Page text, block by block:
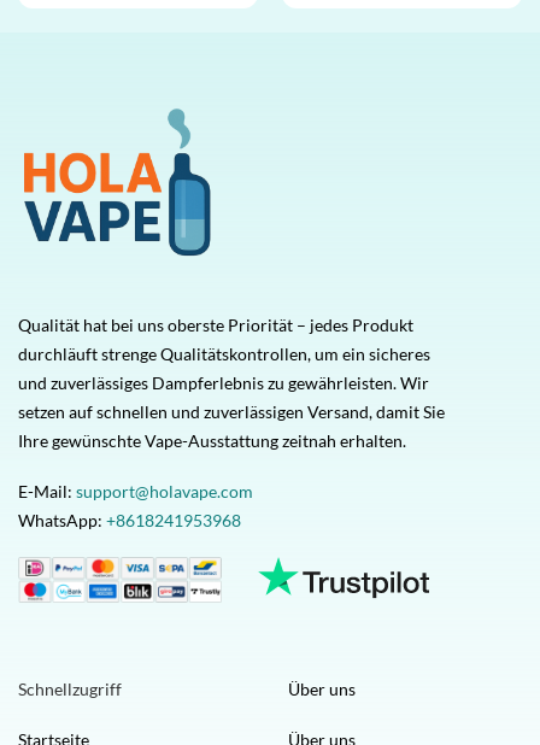
5
0
Qualität hat bei uns oberste Priorität – jedes Produkt
durchläuft strenge Qualitätskontrollen, um ein sicheres
und zuverlässiges Dampferlebnis zu gewährleisten. Wir
setzen auf schnellen und zuverlässigen Versand, damit Sie
Ihre gewünschte Vape-Ausstattung zeitnah erhalten.
E-Mail: support@holavape.com
WhatsApp: +8618241953968
Schnellzugriff
Startseite
Über uns
Über uns